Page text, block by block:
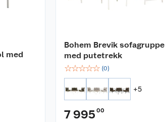
med
Bohem Brevik sofagruppe
med putetrekk
☆☆☆☆☆ (0)
+5
7 995 00